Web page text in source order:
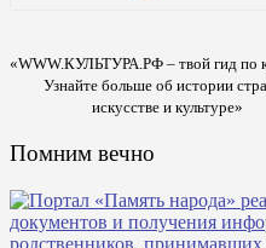
«WWW.КУЛЬТУРА.РФ – твой гид по
Узнайте больше об истории
искусстве и культуре»
Помним вечно